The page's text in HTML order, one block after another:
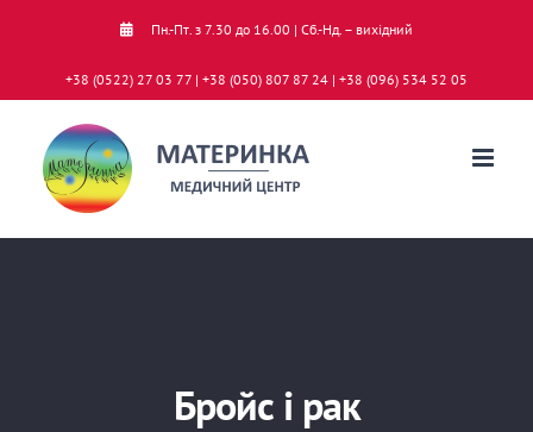
Пн.-Пт. з 7.30 до 16.00 | Сб.-Нд. – вихідний
+38 (0522) 27 03 77 | +38 (050) 807 87 24 | +38 (096) 534 52 05
Бройс і рак